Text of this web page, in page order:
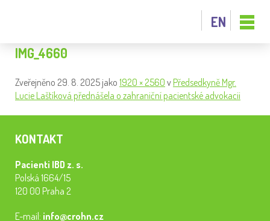
EN
IMG_4660
Zveřejněno 29. 8. 2025 jako 1920 × 2560 v Předsedkyně Mgr.
Lucie Laštíková přednášela o zahraniční pacientské advokacii
KONTAKT
Pacienti IBD z. s.
Polská 1664/15
120 00 Praha 2
E-mail: info@crohn.cz